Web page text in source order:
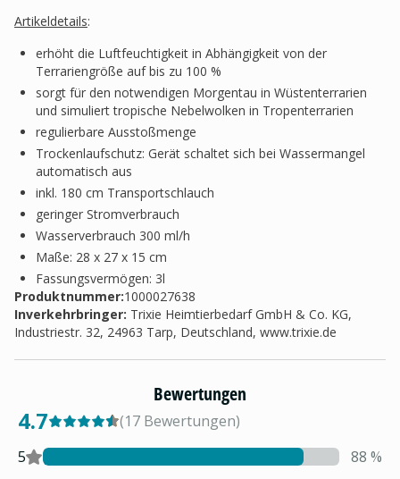
Artikeldetails:
erhöht die Luftfeuchtigkeit in Abhängigkeit von der
Terrariengröße auf bis zu 100 %
sorgt für den notwendigen Morgentau in Wüstenterrarien
und simuliert tropische Nebelwolken in Tropenterrarien
regulierbare Ausstoßmenge
Trockenlaufschutz: Gerät schaltet sich bei Wassermangel
automatisch aus
inkl. 180 cm Transportschlauch
geringer Stromverbrauch
Wasserverbrauch 300 ml/h
Maße: 28 x 27 x 15 cm
Fassungsvermögen: 3l
Produktnummer:1000027638
Inverkehrbringer: Trixie Heimtierbedarf GmbH & Co. KG,
Industriestr. 32, 24963 Tarp, Deutschland, www.trixie.de
Bewertungen
4.7 (17 Bewertungen)
5
88 %